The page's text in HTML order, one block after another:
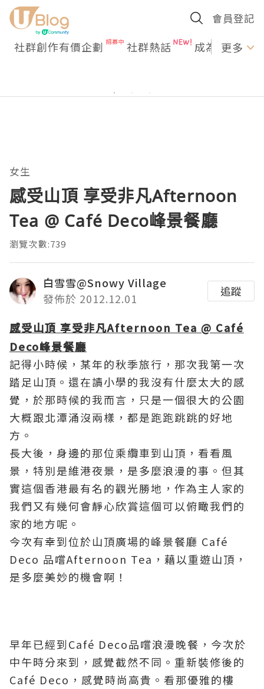
會員登記
社群創作有價企劃 社群熱話 成為U更多
女生
感受山頂 享受非凡Afternoon
Tea @ Café Deco峰景餐廳
瀏覽次數:739
白雪雪@Snowy Village
發佈於 2012.12.01
追蹤
感受山頂 享受非凡Afternoon Tea @ Café
Deco峰景餐廳
記得小時候，某年的秋季旅行，那次我第一次
踏足山頂。還在讀小學的我沒有什麼太大的感
覺，於那時候的我而言，只是一個很大的公園
大概跟北潭涌沒兩樣，都是跑跑跳跳的好地
方。
長大後，身邊的那位乘纜車到山頂，看看風
景，特別是維港夜景，是多麼浪漫的事。但其
實這個香港最有名的觀光勝地，作為主人家的
我們又有幾何會靜心欣賞這個可以俯瞰我們的
家的地方呢。
今次有幸到位於山頂廣場的峰景餐廳 Café
Deco 品嚐Afternoon Tea，藉以重遊山頂，
是多麼美妙的機會啊！
早年已經到Café Deco品嚐浪漫晚餐，今次於
中午時分來到，感覺截然不同。重新裝修後的
Café Deco，感覺時尚高貴。看那優雅的樓